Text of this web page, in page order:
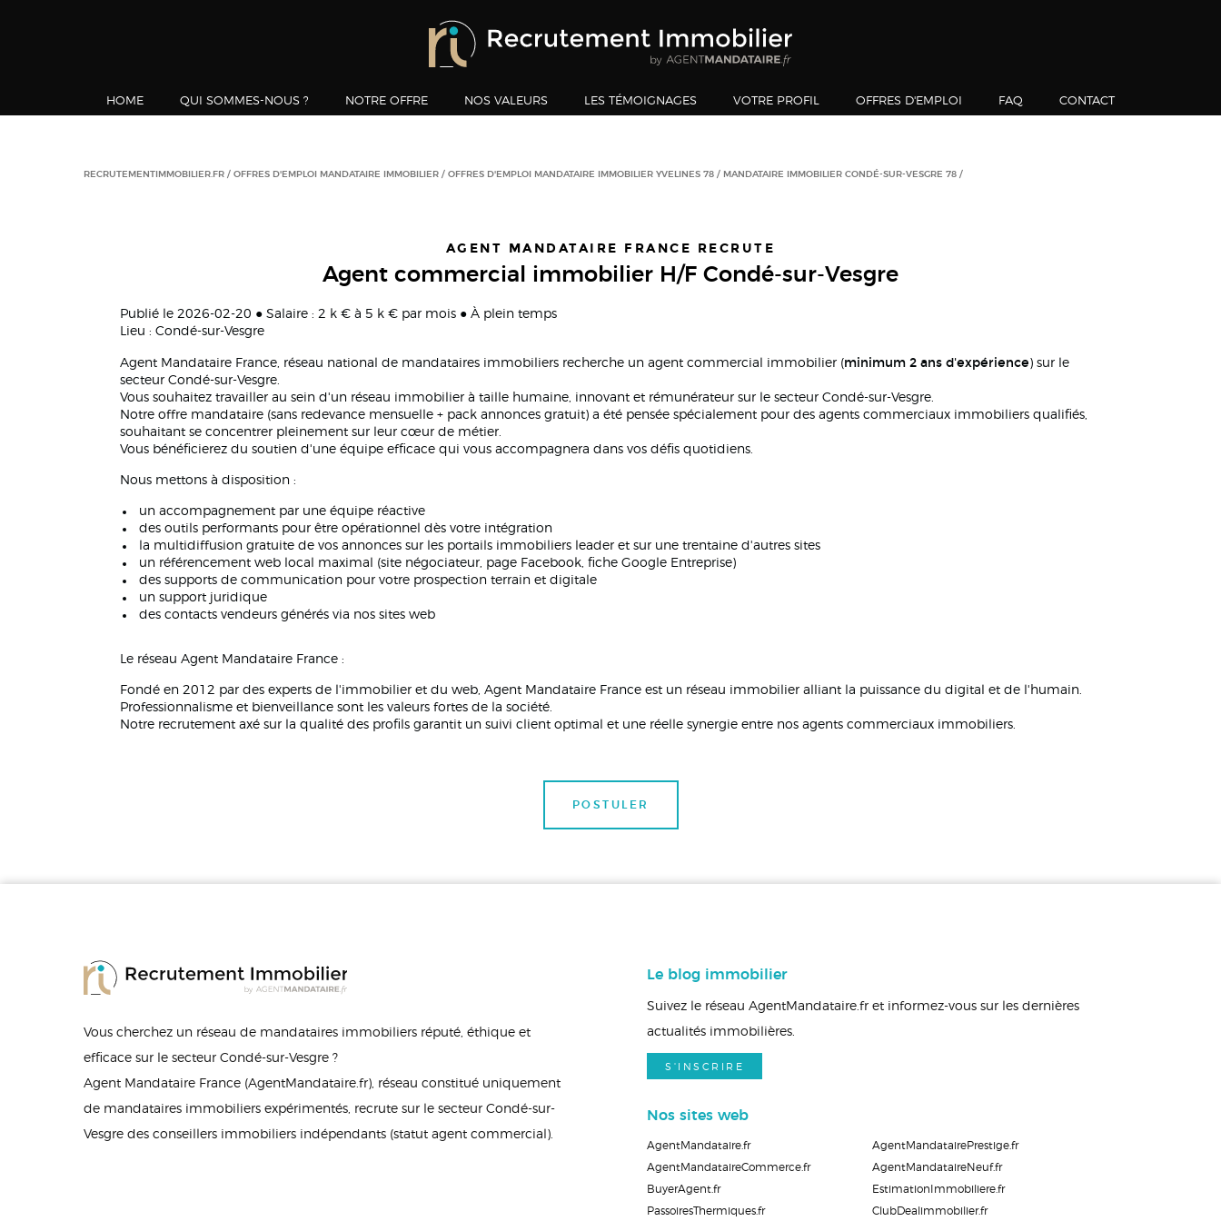
HOME QUI SOMMES-NOUS ? NOTRE OFFRE NOS VALEURS LES TÉMOIGNAGES VOTRE PROFIL OFFRES D'EMPLOI FAQ CONTACT
RECRUTEMENTIMMOBILIER.FR OFFRES D'EMPLOI MANDATAIRE IMMOBILIER OFFRES D'EMPLOI MANDATAIRE IMMOBILIER YVELINES 78 MANDATAIRE IMMOBILIER CONDÉ-SUR-VESGRE 78
AGENT MANDATAIRE FRANCE RECRUTE
Agent commercial immobilier H/F Condé-sur-Vesgre
Publié le 2026-02-20 ● Salaire : 2 k € à 5 k € par mois ● À plein temps
Lieu : Condé-sur-Vesgre
Agent Mandataire France, réseau national de mandataires immobiliers recherche un agent commercial immobilier (minimum 2 ans d'expérience ) sur le
secteur Condé-sur-Vesgre.
Vous souhaitez travailler au sein d'un réseau immobilier à taille humaine, innovant et rémunérateur sur le secteur Condé-sur-Vesgre.
Notre offre mandataire (sans redevance mensuelle + pack annonces gratuit) a été pensée spécialement pour des agents commerciaux immobiliers qualifiés,
souhaitant se concentrer pleinement sur leur cœur de métier.
Vous bénéficierez du soutien d'une équipe efficace qui vous accompagnera dans vos défis quotidiens.
Nous mettons à disposition :
un accompagnement par une équipe réactive
des outils performants pour être opérationnel dès votre intégration
la multidiffusion gratuite de vos annonces sur les portails immobiliers leader et sur une trentaine d'autres sites
un référencement web local maximal (site négociateur, page Facebook, fiche Google Entreprise)
des supports de communication pour votre prospection terrain et digitale
un support juridique
des contacts vendeurs générés via nos sites web
Le réseau Agent Mandataire France :
Fondé en 2012 par des experts de l'immobilier et du web, Agent Mandataire France est un réseau immobilier alliant la puissance du digital et de l'humain.
Professionnalisme et bienveillance sont les valeurs fortes de la société.
Notre recrutement axé sur la qualité des profils garantit un suivi client optimal et une réelle synergie entre nos agents commerciaux immobiliers.
POSTULER
Vous cherchez un réseau de mandataires immobiliers réputé, éthique et
efficace sur le secteur Condé-sur-Vesgre ?
Agent Mandataire France (AgentMandataire.fr), réseau constitué uniquement
de mandataires immobiliers expérimentés, recrute sur le secteur Condé-sur-
Vesgre des conseillers immobiliers indépendants (statut agent commercial).
Le blog immobilier
Suivez le réseau AgentMandataire.fr et informez-vous sur les dernières
actualités immobilières.
S'INSCRIRE
Nos sites web
AgentMandataire.fr
AgentMandatairePrestige.fr
AgentMandataireCommerce.fr
AgentMandataireNeuf.fr
BuyerAgent.fr
EstimationImmobiliere.fr
PassoiresThermiques.fr
ClubDealimmobilier.fr